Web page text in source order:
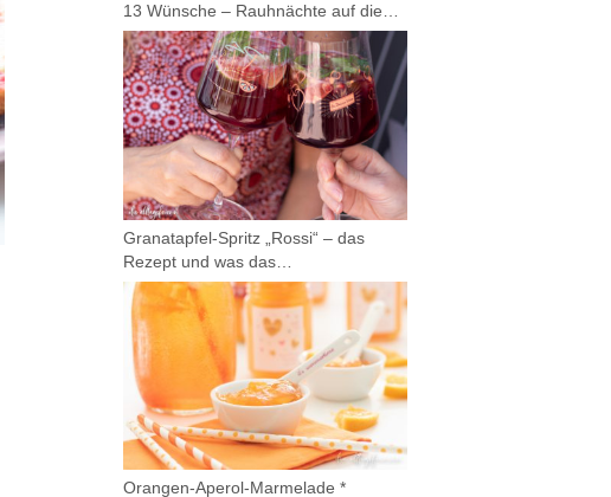
13 Wünsche – Rauhnächte auf die…
Granatapfel-Spritz „Rossi“ – das
Rezept und was das…
Orangen-Aperol-Marmelade *